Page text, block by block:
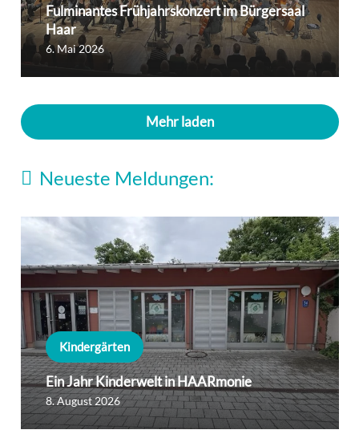
Fulminantes Frühjahrskonzert im Bürgersaal
Haar
6. Mai 2026
Mehr laden
Neueste Meldungen:
Kindergärten
Ein Jahr Kinderwelt in HAARmonie
8. August 2026